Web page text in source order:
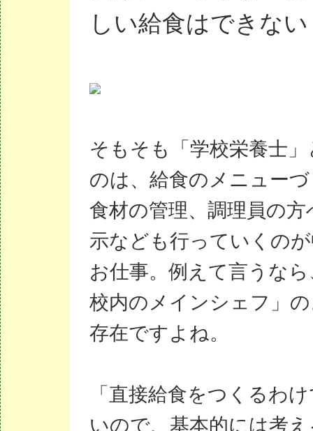
しい給食はできない
そもそも「学校栄養士
のは、給食のメニュー
食材の管理、調理員の方
示なども行っていくの
お仕事。例えて言うな
校内のメインシェフ」
存在ですよね。
「直接給食をつくるわ
いので、基本的には考